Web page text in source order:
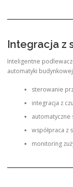
Integracja z
Inteligentne
automatyki
sterowanie
integracja z
współpraca z
monitoring